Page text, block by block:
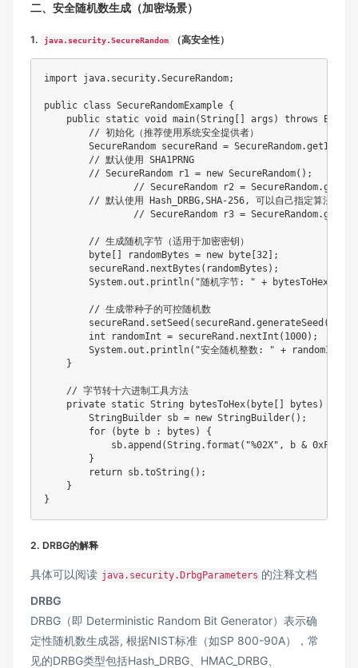
二、安全随机数生成（加密场景）
1. java.security.SecureRandom （高安全性）
import java. security.SecureRandom;
public class SecureRandomExample {
public static void main(String args ) throws
// 初始化（推荐使用系统安全提供者）
SecureRandom secureRand = SecureRandom.
// 默认使用 SHA1PRNG
// SecureRandom r1 = new SecureRandom();
// SecureRandom r2 =
// 默认使用 Hash_DRBG,SHA-256, 可以自己指定算法
// SecureRandom r3 =
// 生成随机字节（适用于加密密钥）
byte
randomBytes = new byte 32
;
        secureRand
. nextBytes ( randomBytes ) ;
System.out . println( "随机字节: " + bytesToHex
// 生成带种子的可控随机数
        secureRand
. setSeed ( secureRand .generateSeed (
int randomInt = secureRand . nextInt ( 1000) ;
System.out . println( "安全随机整数: " + randomInt
}
// 字节转十六进制工具方法
private static String bytesToHex( byte bytes )
StringBuilder sb = new StringBuilder( ) ;
for
( byte b : bytes )
{
            sb
.append (String . format ( "%02X" , b & 0xFF
}
return sb.toString ( ) ;
}
}
2. DRBG的解释
具体可以阅读 java.security.DrbgParameters 的注释文档
DRBG
DRBG（即 Deterministic Random Bit Generator）表示确
定性随机数生成器, 根据NIST标准（如SP 800-90A），常
见的DRBG类型包括Hash_DRBG、HMAC_DRBG、